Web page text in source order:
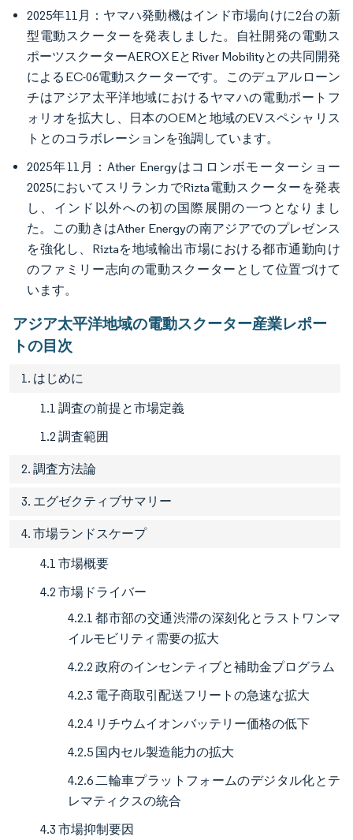
2025年11月：ヤマハ発動機はインド市場向けに2台の新
型電動スクーターを発表しました。自社開発の電動ス
ポーツスクーターAEROX EとRiver Mobilityとの共同開発
によるEC-06電動スクーターです。このデュアルローン
チはアジア太平洋地域におけるヤマハの電動ポートフ
ォリオを拡大し、日本のOEMと地域のEVスペシャリス
トとのコラボレーションを強調しています。
2025年11月：Ather Energyはコロンボモーターショー
2025においてスリランカでRizta電動スクーターを発表
し、インド以外への初の国際展開の一つとなりまし
た。この動きはAther Energyの南アジアでのプレゼンス
を強化し、Riztaを地域輸出市場における都市通勤向け
のファミリー志向の電動スクーターとして位置づけて
います。
アジア太平洋地域の電動スクーター産業レポー
トの目次
1. はじめに
1.1 調査の前提と市場定義
1.2 調査範囲
2. 調査方法論
3. エグゼクティブサマリー
4. 市場ランドスケープ
4.1 市場概要
4.2 市場ドライバー
4.2.1 都市部の交通渋滞の深刻化とラストワンマ
イルモビリティ需要の拡大
4.2.2 政府のインセンティブと補助金プログラム
4.2.3 電子商取引配送フリートの急速な拡大
4.2.4 リチウムイオンバッテリー価格の低下
4.2.5 国内セル製造能力の拡大
4.2.6 二輪車プラットフォームのデジタル化とテ
レマティクスの統合
4.3 市場抑制要因